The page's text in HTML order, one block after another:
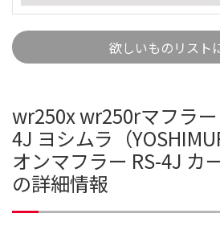
欲しいものリスト
wr250x wr250rマフラ
4J ヨシムラ（
オンマフラー RS-4J カ
の詳細情報